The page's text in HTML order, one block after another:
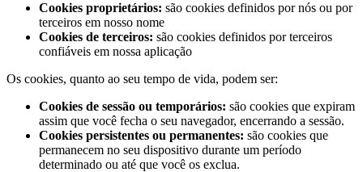
Cookies proprietários: são cookies definidos por nós ou por
terceiros em nosso nome
Cookies de terceiros: são cookies definidos por terceiros
confiáveis em nossa aplicação
Os cookies, quanto ao seu tempo de vida, podem ser:
Cookies de sessão ou temporários: são cookies que expiram
assim que você fecha o seu navegador, encerrando a sessão.
Cookies persistentes ou permanentes: são cookies que
permanecem no seu dispositivo durante um período
determinado ou até que você os exclua.